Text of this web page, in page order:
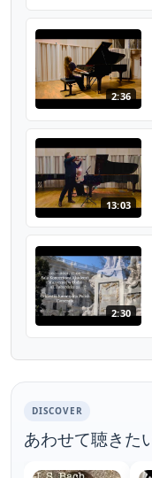
2:36
13:03
2:30
DISCOVER
あわせて聴きた